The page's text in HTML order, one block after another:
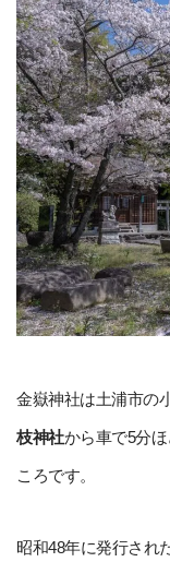
金嶽神社は土浦市の
枝神社から車で5分
ころです。
昭和48年に発行され